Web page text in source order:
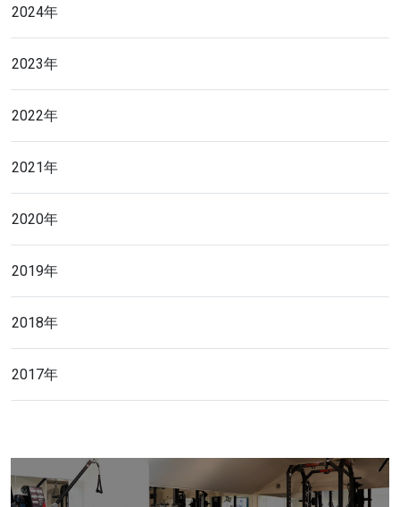
2024年
2023年
2022年
2021年
2020年
2019年
2018年
2017年